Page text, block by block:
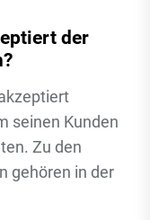
der
seinen Kunden
Zu den
gehören in der